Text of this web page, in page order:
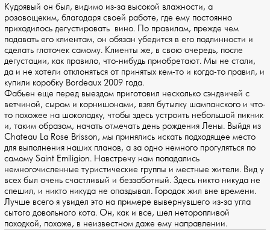
Кудрявый он был, видимо из-за высокой влажности, а
розовощеким, благодаря своей работе, где ему постоянно
приходилось дегустировать вино. По правилам, прежде чем
подавать его клиентам, он обязан убедится в его подлинности и
сделать глоточек самому. Клиенты же, в свою очередь, после
дегустации, как правило, что-нибудь приобретают. Мы не стали,
да и не хотели отклоняться от принятых кем-то и когда-то правил, и
купили коробку Bordeaux 2009 года.
Фабьен еще перед выездом приготовил несколько сэндвичей с
ветчиной, сыром и корнишонами, взял бутылку шампанского и что-
то похожее на шоколадку, чтобы здесь устроить небольшой пикник
и, таким образом, начать отмечать день рождения Лены. Выйдя из
Chateau La Rose Brisson, мы принялись искать подходящее место
для выполнения наших планов, а за одно немного прогуляться по
самому Saint Emiligion. Навстречу нам попадались
немногочисленные туристические группы и местные жители. Вид у
всех был очень счастливый и беззаботный. Здесь никто никуда не
спешил, и никто никуда не опаздывал. Городок жил вне времени.
Лучше всего я увидел это на примере вывернувшего из-за угла
сытого довольного кота. Он, как и все, шел неторопливой
походкой, похоже, в неизвестном даже ему направлении.